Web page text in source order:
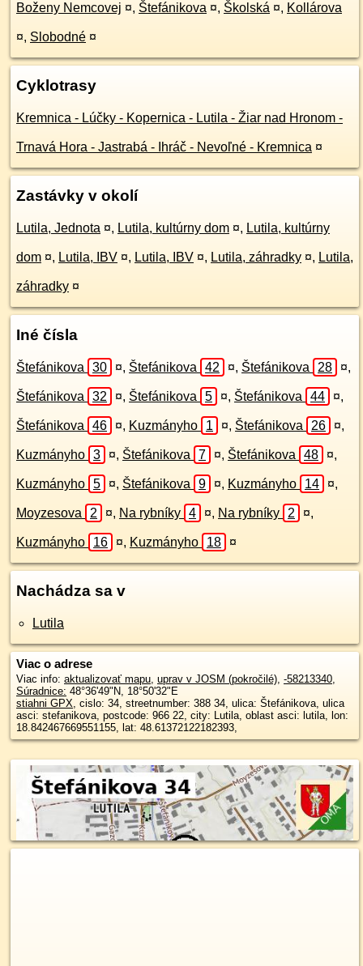
Boženy Nemcovej ¤, Štefánikova ¤, Školská ¤, Kollárova
¤, Slobodné ¤
Cyklotrasy
Kremnica - Lúčky - Kopernica - Lutila - Žiar nad Hronom -
Trnavá Hora - Jastrabá - Ihráč - Nevoľné - Kremnica ¤
Zastávky v okolí
Lutila, Jednota ¤, Lutila, kultúrny dom ¤, Lutila, kultúrny
dom ¤, Lutila, IBV ¤, Lutila, IBV ¤, Lutila, záhradky ¤, Lutila,
záhradky ¤
Iné čísla
Štefánikova 30 ¤, Štefánikova 42 ¤, Štefánikova 28 ¤,
Štefánikova 32 ¤, Štefánikova 5 ¤, Štefánikova 44 ¤,
Štefánikova 46 ¤, Kuzmányho 1 ¤, Štefánikova 26 ¤,
Kuzmányho 3 ¤, Štefánikova 7 ¤, Štefánikova 48 ¤,
Kuzmányho 5 ¤, Štefánikova 9 ¤, Kuzmányho 14 ¤,
Moyzesova 2 ¤, Na rybníky 4 ¤, Na rybníky 2 ¤,
Kuzmányho 16 ¤, Kuzmányho 18 ¤
Nachádza sa v
Lutila
Viac o adrese
Viac info: aktualizovať mapu, uprav v JOSM (pokročilé), -58213340,
Súradnice: 48°36'49"N, 18°50'32"E
stiahni GPX, cislo: 34, streetnumber: 388 34, ulica: Štefánikova, ulica
asci: stefanikova, postcode: 966 22, city: Lutila, oblast asci: lutila, lon:
18.842467669551155, lat: 48.61372122182393,